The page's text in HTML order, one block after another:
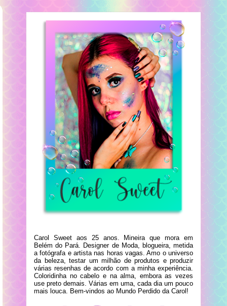
Carol Sweet aos 25 anos. Mineira que mora em
Belém do Pará. Designer de Moda, blogueira, metida
a fotógrafa e artista nas horas vagas. Amo o universo
da beleza, testar um milhão de produtos e produzir
várias resenhas de acordo com a minha experiência.
Coloridinha no cabelo e na alma, embora as vezes
use preto demais. Várias em uma, cada dia um pouco
mais louca. Bem-vindos ao Mundo Perdido da Carol!